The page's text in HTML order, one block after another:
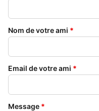
Nom de votre ami *
Email de votre ami *
Message *